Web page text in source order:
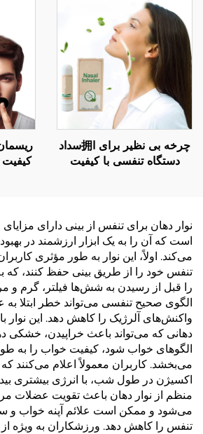
چرخه بی نظیر برای ا拥سداد
دستگاه تنفسی با کیفیت
نوار دهان برای تنفس از بینی دارای
است که آن را به یک ابزار ارزشمند در
می‌کند. اولاً، این نوار به طور مؤثری
تنفس خود را از طریق بینی حفظ کنند،
را قبل از رسیدن به شش‌ها فیلتر، گرم و
الگوی صحیح تنفسی می‌تواند خطر ابتلا
واکنش‌های آلرژیک را کاهش دهد. این نوار
دهانی که می‌تواند باعث خراپیدن، خشکی
الگوهای خواب شود، کیفیت خواب را به
می‌بخشد. کاربران معمولاً اعلام می‌کنند
اکسیژن در طول شب، با انرژی بیشتری
منظم از نوار دهان باعث تقویت عضلات
می‌شود و ممکن است علائم آپنه خواب و
تنفس را کاهش دهد. ورزشکاران به ویژه از